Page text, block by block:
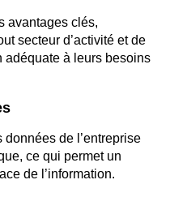
avantages clés,
secteur d’activité et de
adéquate à leurs besoins
de l’entreprise
ce qui permet un
de l’information.